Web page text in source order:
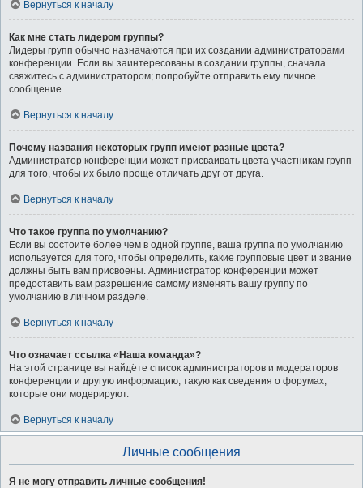
Вернуться к началу
Как мне стать лидером группы?
Лидеры групп обычно назначаются при их создании администраторами
конференции. Если вы заинтересованы в создании группы, сначала
свяжитесь с администратором; попробуйте отправить ему личное
сообщение.
Вернуться к началу
Почему названия некоторых групп имеют разные цвета?
Администратор конференции может присваивать цвета участникам групп
для того, чтобы их было проще отличать друг от друга.
Вернуться к началу
Что такое группа по умолчанию?
Если вы состоите более чем в одной группе, ваша группа по умолчанию
используется для того, чтобы определить, какие групповые цвет и звание
должны быть вам присвоены. Администратор конференции может
предоставить вам разрешение самому изменять вашу группу по
умолчанию в личном разделе.
Вернуться к началу
Что означает ссылка «Наша команда»?
На этой странице вы найдёте список администраторов и модераторов
конференции и другую информацию, такую как сведения о форумах,
которые они модерируют.
Вернуться к началу
Личные сообщения
Я не могу отправить личные сообщения!